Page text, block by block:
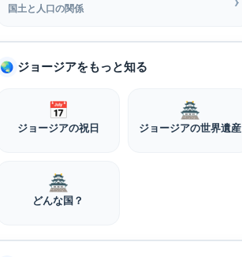
国土と人口の関係
🌏 ジョージアをもっと知る
📅
ジョージアの祝日
🏯
ジョージアの世界遺産
🏯
どんな国？